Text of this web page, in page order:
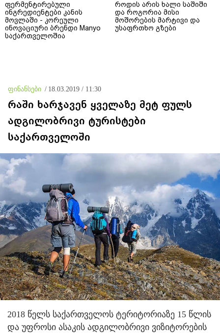
ფერმენტირებული
ინგრედიენტები კანის
მოვლაში - კორეული
ინოვაციური ბრენდი Manyo
საქართველოშია
როდის არის ხალი საშიში
და როგორია მისი
მოშორების მარტივი და
უსაფრთხო გზები
ფინანსები / 18.03.2019 / 11:30
რაში ხარჯავენ ყველაზე მეტ ფულს
ადგილობრივი ტურისტები
საქართველოში
2018 წელს საქართველოს ტერიტორიაზე 15 წლის
და უფროსი ასაკის ადგილობრივი ვიზიტორების